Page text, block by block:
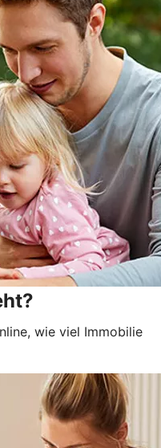
wie viel Immobilie